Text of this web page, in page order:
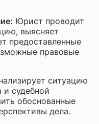
Юрист проводит
выясняет
предоставленные
правовые
ситуацию
и судебной
обоснованные
дела.